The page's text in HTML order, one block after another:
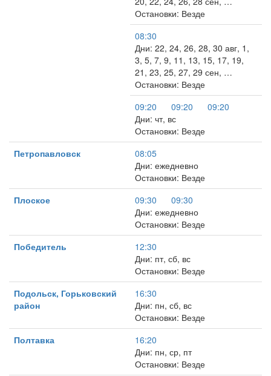
Остановки: Везде
08:30
Дни: 22, 24, 26, 28, 30 авг, 1,
3, 5, 7, 9, 11, 13, 15, 17, 19,
21, 23, 25, 27, 29 сен, …
Остановки: Везде
09:20
09:20
09:20
Дни: чт, вс
Остановки: Везде
Петропавловск
08:05
Дни: ежедневно
Остановки: Везде
Плоское
09:30
09:30
Дни: ежедневно
Остановки: Везде
Победитель
12:30
Дни: пт, сб, вс
Остановки: Везде
Подольск, Горьковский
район
16:30
Дни: пн, сб, вс
Остановки: Везде
Полтавка
16:20
Дни: пн, ср, пт
Остановки: Везде